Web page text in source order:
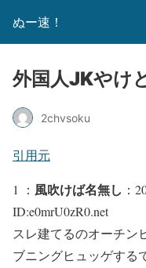
ぬー速！
外国人JKやけ
2chvsoku
引用元
1 ： 風吹けば名無し ：
ID:e0mrU0zR0.net
スレ建てるのオーチン
ブニングヒュッゲする